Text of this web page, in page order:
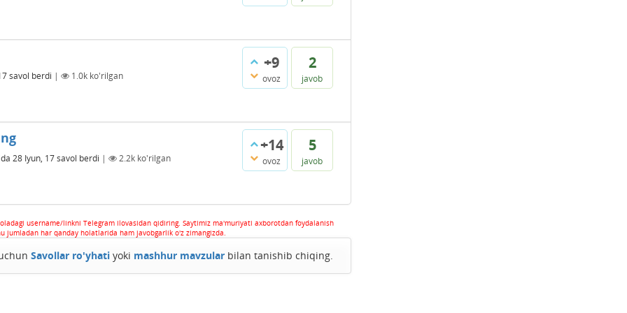
+9
ovoz
2
javob
savol berdi | 1.0k ko'rilgan
+14
ovoz
5
javob
28 Iyun, 17savol berdi | 2.2k ko'rilgan
username/linkni Telegram ilovasidan qidiring. Saytimiz ma'muriyati axborotdan foydalanish
jumladan har qanday holatlarida ham javobgarlik o'z zimangizda.
Savollar ro'yhatiyoki mashhur mavzularbilan tanishib chiqing.